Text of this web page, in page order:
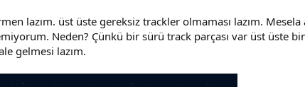
lazım. üst üste gereksiz trackler olmaması lazım. Mesela
Neden? Çünkü bir sürü track parçası var üst üste
gelmesi lazım.